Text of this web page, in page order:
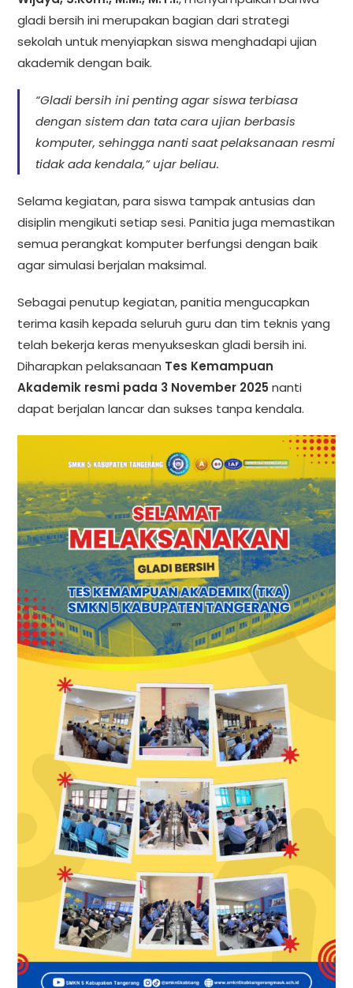
gladi bersih ini merupakan bagian dari strategi
sekolah untuk menyiapkan siswa menghadapi ujian
akademik dengan baik.
“Gladi bersih ini penting agar siswa terbiasa
dengan sistem dan tata cara ujian berbasis
komputer, sehingga nanti saat pelaksanaan resmi
tidak ada kendala,” ujar beliau.
Selama kegiatan, para siswa tampak antusias dan
disiplin mengikuti setiap sesi. Panitia juga memastikan
semua perangkat komputer berfungsi dengan baik
agar simulasi berjalan maksimal.
Sebagai penutup kegiatan, panitia mengucapkan
terima kasih kepada seluruh guru dan tim teknis yang
telah bekerja keras menyukseskan gladi bersih ini.
Diharapkan pelaksanaan Tes Kemampuan
Akademik resmi pada 3 November 2025 nanti
dapat berjalan lancar dan sukses tanpa kendala.